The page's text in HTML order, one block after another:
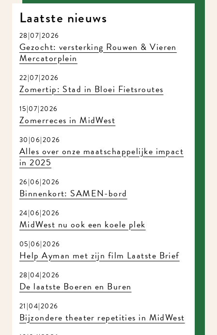
Laatste nieuws
28|07|2026
Gezocht: versterking Rouwen & Vieren
Mercatorplein
22|07|2026
Zomertip: Stad in Bloei Fietsroutes
15|07|2026
Zomerreces in MidWest
30|06|2026
Alles over onze maatschappelijke impact
in 2025
26|06|2026
Binnenkort: SAMEN-bord
24|06|2026
MidWest nu ook een koele plek
05|06|2026
Help Ayman met zijn film Laatste Brief
28|04|2026
De laatste Boeren en Buren
21|04|2026
Bijzondere theater repetities in MidWest